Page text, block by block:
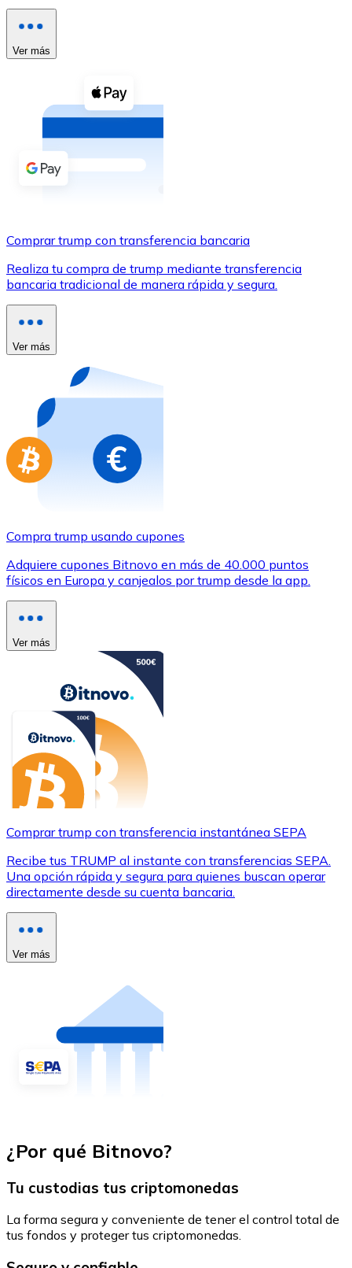
Ver todo
Compra criptomonedas con efectivo en tu tienda más
Comprar con efectivo
Transferencia SEPA
Tarjeta de crédito / débito
Utiliza tarjetas Visa y Mastercard para comprar
Comprar con tarjeta
Compra tarjetas regalo de tus marcas favoritas con
Ir a la tienda de tarjetas regalo
Ver más
Comprar trump con transferencia bancaria
Realiza tu compra de trump mediante transferencia
bancaria tradicional de manera rápida y segura.
Ver más
Compra trump usando cupones
Adquiere cupones Bitnovo en más de 40.000 puntos
físicos en Europa y canjealos por trump desde la app.
Ver más
Comprar trump con transferencia instantánea SEPA
Recibe tus TRUMP al instante con transferencias SEPA.
Una opción rápida y segura para quienes buscan operar
directamente desde su cuenta bancaria.
Ver más
¿Por qué Bitnovo?
Tu custodias tus criptomonedas
La forma segura y conveniente de tener el control total de
tus fondos y proteger tus criptomonedas.